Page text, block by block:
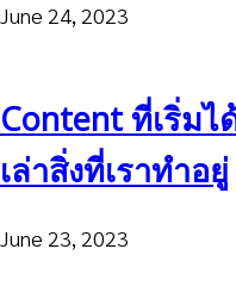
June 24, 2023
Content ที่เริ่ม
เล่าสิ่งที่เราทำอยู่
June 23, 2023